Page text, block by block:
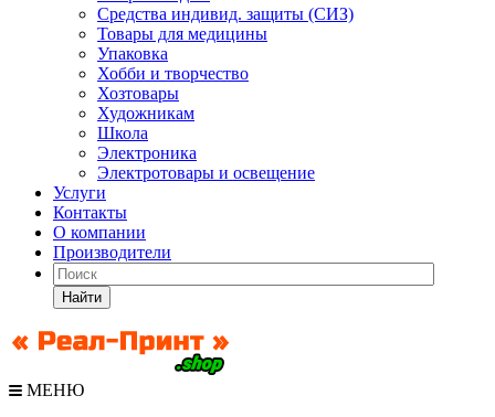
Средства индивид. защиты (СИЗ)
Товары для медицины
Упаковка
Хобби и творчество
Хозтовары
Художникам
Школа
Электроника
Электротовары и освещение
Услуги
Контакты
О компании
Производители
Найти
МЕНЮ